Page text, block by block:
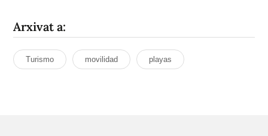
Arxivat a:
Turismo movilidad playas